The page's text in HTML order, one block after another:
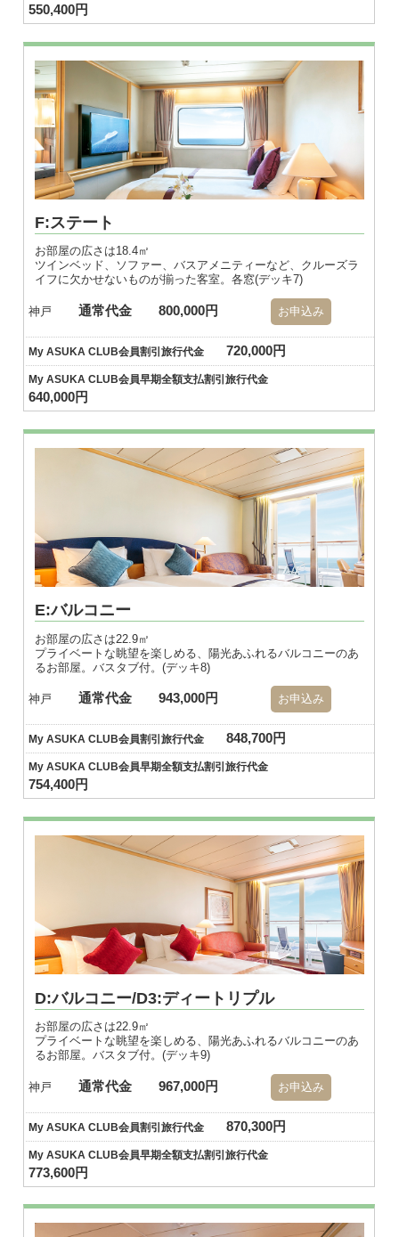
550,400円
F:ステート
お部屋の広さは18.4㎡
ツインベッド、ソファー、バスアメニティーなど、クルーズラ
イフに欠かせないものが揃った客室。各窓(デッキ7)
神戸 通常代金 800,000円 お申込み
My ASUKA CLUB会員割引旅行代金 720,000円
My ASUKA CLUB会員早期全額支払割引旅行代金
640,000円
E:バルコニー
お部屋の広さは22.9㎡
プライベートな眺望を楽しめる、陽光あふれるバルコニーのあ
るお部屋。バスタブ付。(デッキ8)
神戸 通常代金 943,000円 お申込み
My ASUKA CLUB会員割引旅行代金 848,700円
My ASUKA CLUB会員早期全額支払割引旅行代金
754,400円
D:バルコニー/D3:ディートリプル
お部屋の広さは22.9㎡
プライベートな眺望を楽しめる、陽光あふれるバルコニーのあ
るお部屋。バスタブ付。(デッキ9)
神戸 通常代金 967,000円 お申込み
My ASUKA CLUB会員割引旅行代金 870,300円
My ASUKA CLUB会員早期全額支払割引旅行代金
773,600円